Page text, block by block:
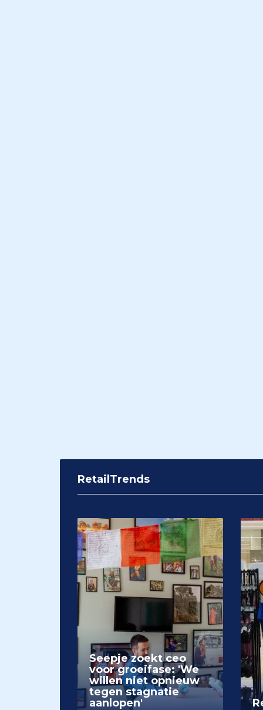
RetailTrends
Seepje zoekt ceo
voor groeifase: 'We
willen niet opnieuw
tegen stagnatie
aanlopen'